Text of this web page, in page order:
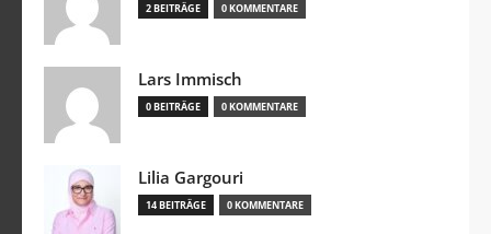
2 BEITRÄGE 0 KOMMENTARE
Lars Immisch
0 BEITRÄGE 0 KOMMENTARE
Lilia Gargouri
14 BEITRÄGE 0 KOMMENTARE